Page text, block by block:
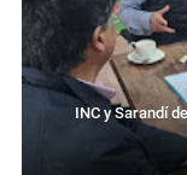
INC y Sarandí